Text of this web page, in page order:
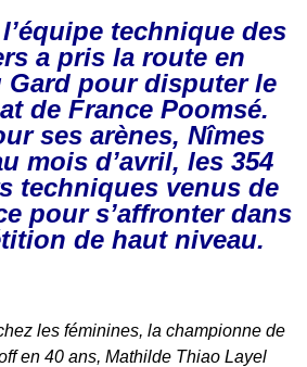
technique des
a pris la route en
pour disputer le
de France Poomsé.
ses arènes, Nîmes
mois d’avril, les 354
techniques venus de
pour s’affronter dans
de haut ni­veau.
les féminines, la championne de
en ­40 ans, Mathilde Thiao Layel